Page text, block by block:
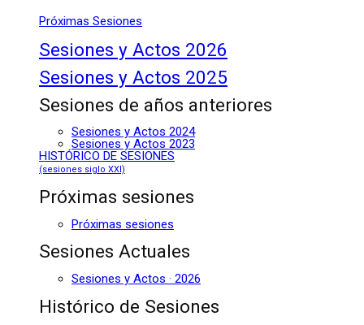
Próximas Sesiones
Sesiones y Actos 2026
Sesiones y Actos 2025
Sesiones de años anteriores
Sesiones y Actos 2024
Sesiones y Actos 2023
HISTÓRICO DE SESIONES
(sesiones siglo XXI)
Próximas sesiones
Próximas sesiones
Sesiones Actuales
Sesiones y Actos · 2026
Histórico de Sesiones